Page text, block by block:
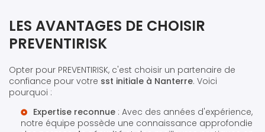
LES AVANTAGES DE CHOISIR
PREVENTIRISK
Opter pour PREVENTIRISK, c'est choisir un partenaire de
confiance pour votre sst initiale à Nanterre. Voici
pourquoi :
Expertise reconnue : Avec des années d'expérience,
notre équipe possède une connaissance approfondie